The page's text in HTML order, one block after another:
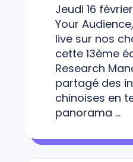
Jeudi 16
Your
live sur nos
cette 13ème
Research
partagé des
chinoises en
panorama …